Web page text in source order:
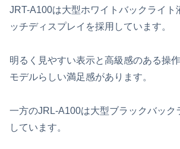
JRT-A100は大型ホワイトバックライト
ッチディスプレイを採用しています。
明るく見やすい表示と高級感のある操
モデルらしい満足感があります。
一方のJRL-A100は大型ブラックバック
しています。